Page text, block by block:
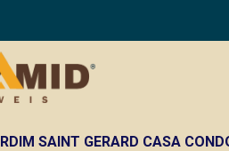
SAINT GERARD CASA